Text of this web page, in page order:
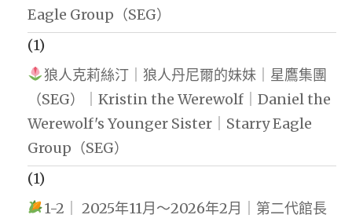
Eagle Group（SEG）
(1)
狼人克莉絲汀｜狼人丹尼爾的妹妹｜星鷹集團
（SEG）｜Kristin the Werewolf｜Daniel the
Werewolf's Younger Sister｜Starry Eagle
Group（SEG）
(1)
1-2｜ 2025年11月～2026年2月｜第二代館長